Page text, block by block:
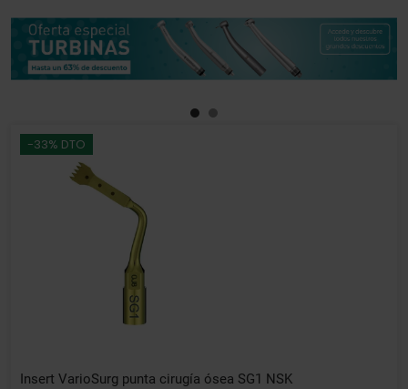
-33% DTO
Insert VarioSurg punta cirugía ósea SG1 NSK